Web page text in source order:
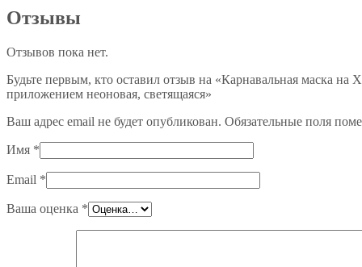
Отзывы
Отзывов пока нет.
Будьте первым, кто оставил отзыв на «Карнавальная маска на
приложением неоновая, светящаяся»
Ваш адрес email не будет опубликован. Обязательные поля
Имя *
Email *
Ваша оценка *